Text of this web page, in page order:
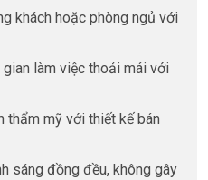
khách hoặc phòng ngủ với
gian làm việc thoải mái với
thẩm mỹ với thiết kế bán
sáng đồng đều, không gây